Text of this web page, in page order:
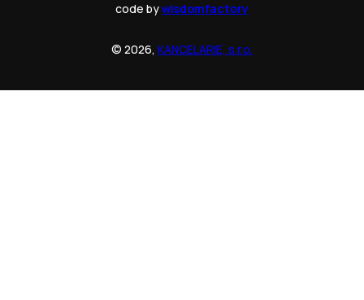
code bywisdomfactory
© 2026, KANCELARIE, s.r.o.